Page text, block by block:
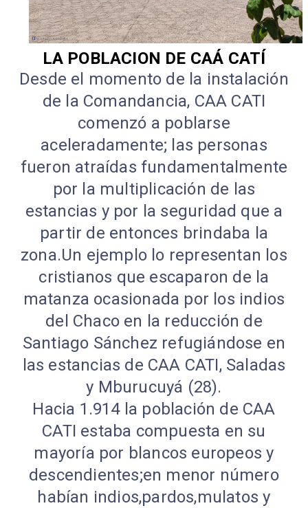
LA POBLACION DE CAÁ CATÍ
Desde el momento de la instalación
de la Comandancia, CAA CATI
comenzó a poblarse
aceleradamente; las personas
fueron atraídas fundamentalmente
por la multiplicación de las
estancias y por la seguridad que a
partir de entonces brindaba la
zona.Un ejemplo lo representan los
cristianos que escaparon de la
matanza ocasionada por los indios
del Chaco en la reducción de
Santiago Sánchez refugiándose en
las estancias de CAA CATI, Saladas
y Mburucuyá (28).
Hacia 1.914 la población de CAA
CATI estaba compuesta en su
mayoría por blancos europeos y
descendientes;en menor número
habían indios,pardos,mulatos y